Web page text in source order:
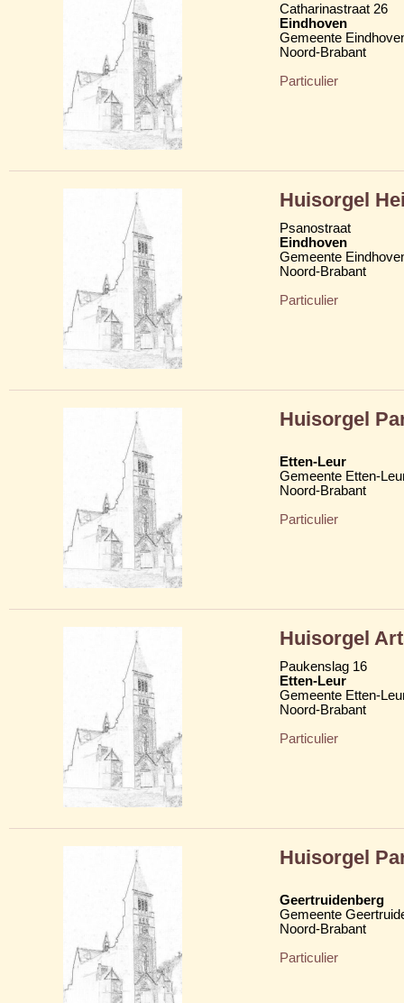
Catharinastraat 26
Eindhoven
Gemeente
Noord-Brabant
Particulier
Huisorgel
Psanostraat
Eindhoven
Gemeente
Noord-Brabant
Particulier
Huisorgel
Etten-Leur
Gemeente Etten-
Noord-Brabant
Particulier
Huisorgel
Paukenslag 16
Etten-Leur
Gemeente Etten-
Noord-Brabant
Particulier
Huisorgel
Geertruidenberg
Gemeente
Noord-Brabant
Particulier